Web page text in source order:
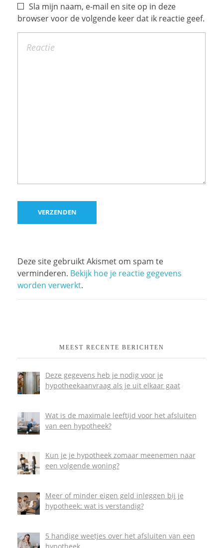
Sla mijn naam, e-mail en site op in deze
browser voor de volgende keer dat ik reactie geef.
Deze site gebruikt Akismet om spam te
verminderen. Bekijk hoe je reactie gegevens
worden verwerkt.
MEEST RECENTE BERICHTEN
Deze gegevens heb je nodig voor je
hypotheekaanvraag als je uit elkaar gaat
Wat is de maximale leeftijd voor het afsluiten
van een hypotheek?
Kun je je hypotheek zomaar meenemen naar
een volgende woning?
Meer of minder eigen geld inleggen bij je
hypotheek: wat is verstandig?
5 handige weetjes over het afsluiten van een
hypotheek